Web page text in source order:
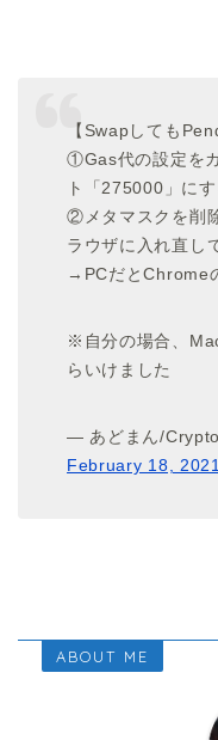
【Swapしても
①Gas代の設定を
ト「275000」にす
②メタマスクを削
ラウザに入れ直し
→PCだとChrome
※自分の場合、
らいけました
— あどまん/
February 18, 2021
ABOUT ME